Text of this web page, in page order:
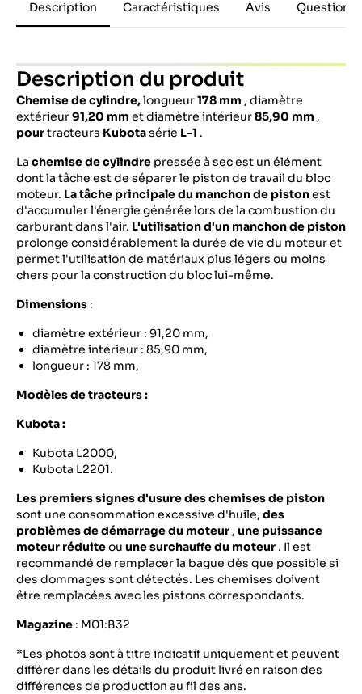
Description Caractéristiques Avis Questions
Description du produit
Chemise de cylindre,longueur178 mm , diamètre
extérieur91,20 mm et diamètre intérieur85,90 mm ,
pourtracteurs Kubotasérie L-1 .
La chemise de cylindre pressée à sec est un élément
dont la tâche est de séparer le piston de travail du bloc
moteur. La tâche principale du manchon de pistonest
d'accumuler l'énergie générée lors de la combustion du
carburant dans l'air. L'utilisation d'un manchon de piston
prolonge considérablement la durée de vie du moteur et
permet l'utilisation de matériaux plus légers ou moins
chers pour la construction du bloc lui-même.
Dimensions :
diamètre extérieur : 91,20 mm,
diamètre intérieur : 85,90 mm,
longueur : 178 mm,
Modèles de tracteurs :
Kubota :
Kubota L2000,
Kubota L2201.
Les premiers signes d'usure des chemises de piston
sont une consommation excessive d'huile, des
problèmes de démarrage du moteur , une puissance
moteur réduiteou une surchauffe du moteur . Il est
recommandé de remplacer la bague dès que possible si
des dommages sont détectés. Les chemises doivent
être remplacées avec les pistons correspondants.
Magazine : M01:B32
*Les photos sont à titre indicatif uniquement et peuvent
différer dans les détails du produit livré en raison des
différences de production au fil des ans.